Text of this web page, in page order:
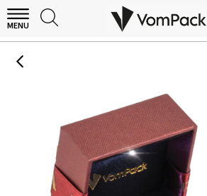
MENU Bordo Işıklı Alyans Kutusu